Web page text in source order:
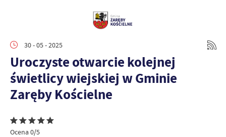
30 - 05 - 2025
Uroczyste otwarcie kolejnej
świetlicy wiejskiej w Gminie
Zaręby Kościelne
Ocena 0/5